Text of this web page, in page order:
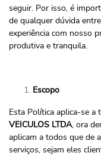
seguir. Por isso, é
de qualquer dúvida
experiência com nosso
produtiva e tranquila.
Escopo
Esta Política aplica-se a
VEICULOS LTDA, ora
aplicam a todos que de
serviços, sejam eles